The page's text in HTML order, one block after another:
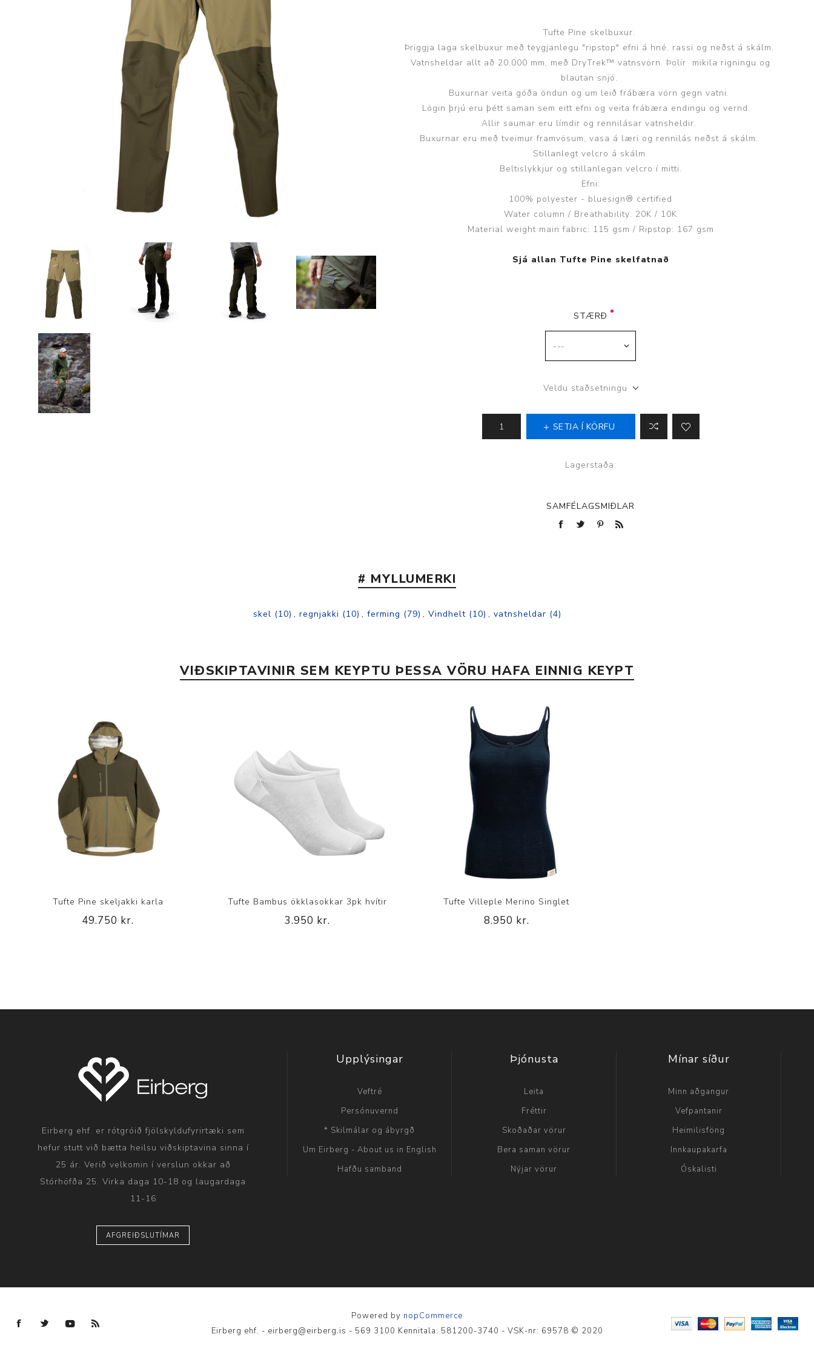
Aðrar vörur
Ljós og öryggi
gönguhjálpartæki
Aðrar æfingavörur
Æfingadýnur og boltar
Vatnsflöskur og brúsar
Hita- og kælimeðferð
Stuðningshlífar
Tufte Pine skelbuxur.
Þriggja laga skelbuxur með teygjanlegu "ripstop" efni á hné, rassi og neðst á skálm.
Vatnsheldar allt að 20.000 mm, með DryTrek™ vatnsvörn. Þolir mikila rigningu og
blautan snjó.
Buxurnar veita góða öndun og um leið frábæra vörn gegn vatni.
Lögin þrjú eru þétt saman sem eitt efni og veita frábæra endingu og vernd.
Allir saumar eru límdir og rennilásar vatnsheldir.
Buxurnar eru með tveimur framvösum, vasa á læri og rennilás neðst á skálm.
Stillanlegt velcro á skálm.
Beltislykkjur og stillanlegan velcro í mitti.
Efni:
100% polyester - bluesign® certified
Water column / Breathability: 20K / 10K
Material weight main fabric: 115 gsm / Ripstop: 167 gsm
Sjá allan Tufte Pine skelfatnað
STÆRÐ
Veldu staðsetningu
SETJA Í KÖRFU
Lagerstaða:
SAMFÉLAGSMIÐLAR
# MYLLUMERKI
skel (10) , regnjakki (10) , ferming (79) , Vindhelt (10) , vatnsheldar (4)
VIÐSKIPTAVINIR SEM KEYPTU ÞESSA VÖRU HAFA EINNIG KEYPT
Tufte Pine skeljakki karla
49.750 kr.
Tufte Bambus ökklasokkar 3pk hvítir
3.950 kr.
Tufte Villeple Merino Singlet
8.950 kr.
Eirberg ehf. er rótgróið fjölskyldufyrirtæki sem
hefur stutt við bætta heilsu viðskiptavina sinna í
25 ár. Verið velkomin í verslun okkar að
Stórhöfða 25. Virka daga 10-18 og laugardaga
11-16
AFGREIÐSLUTÍMAR
Upplýsingar
Veftré
Persónuvernd
* Skilmálar og ábyrgð
Um Eirberg - About us in English
Hafðu samband
Þjónusta
Leita
Fréttir
Skoðaðar vörur
Bera saman vörur
Nýjar vörur
Mínar síður
Minn aðgangur
Vefpantanir
Heimilisföng
Innkaupakarfa
Óskalisti
Powered by nopCommerce
Eirberg ehf. - eirberg@eirberg.is - 569 3100 Kennitala: 581200-3740 - VSK-nr: 69578 © 2020